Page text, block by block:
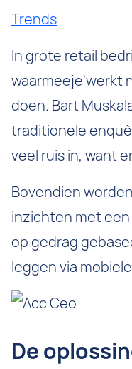
Trends
In grote retail
waarmeeje'werkt
doen. Bart
traditionele
veel ruis in, want
Bovendien
inzichten met een
op gedrag
leggen via
De